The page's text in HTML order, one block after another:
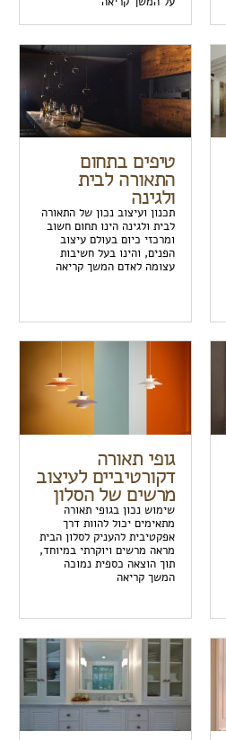
טיפים בתחום
התאורה לבית
ולגינה
תכנון ועיצוב נכון של התאורה
לבית ולגינה הינו תחום חשוב
ומרכזי כיום בעולם עיצוב
הפנים, והינו בעל חשיבות
עצומה לאדם המשך קריאה
גופי תאורה
דקורטיביים לעיצוב
מרשים של הסלון
שימוש נכון בגופי תאורה
מתאימים יכול להוות דרך
אפקטיבית להעניק לסלון הבית
מראה מרשים ויוקרתי במיוחד,
תוך הוצאה כספית נמוכה
המשך קריאה